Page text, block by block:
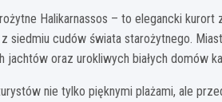
Halikarnassos – to elegancki
siedmiu cudów świata starożytnego.
jachtów oraz urokliwych białych domów
nie tylko pięknymi plażami, ale